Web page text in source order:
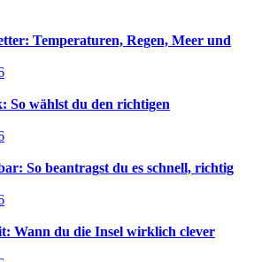
Temperaturen, Regen, Meer und
So wählst du den richtigen
So beantragst du es schnell, richtig
Wann du die Insel wirklich clever